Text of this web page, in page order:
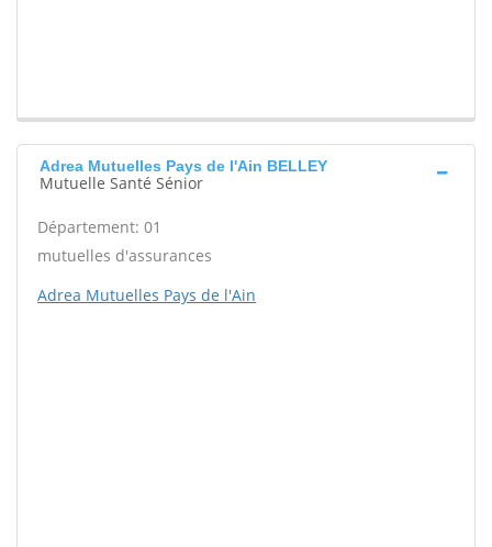
Adrea Mutuelles Pays de l'Ain BELLEY
Mutuelle Santé Sénior
Département: 01
mutuelles d'assurances
Adrea Mutuelles Pays de l'Ain